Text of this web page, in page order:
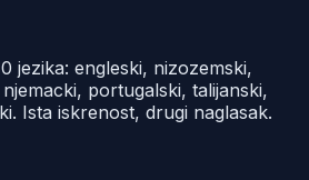
jezika: engleski, nizozemski,
portugalski, talijanski,
Ista iskrenost, drugi naglasak.